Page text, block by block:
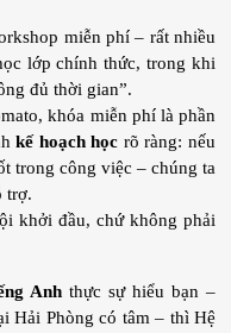
lớp chính thức, trong khi
đủ thời gian”.
kế hoạch học rõ ràng: nếu
trong công việc – chúng ta
trợ.
Anh thực sự hiểu bạn –
Hải Phòng có tâm – thì Hệ